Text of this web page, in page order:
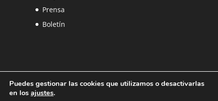
Prensa
Boletín
Puedes gestionar las cookies que utilizamos o desactivarlas
en los ajustes.